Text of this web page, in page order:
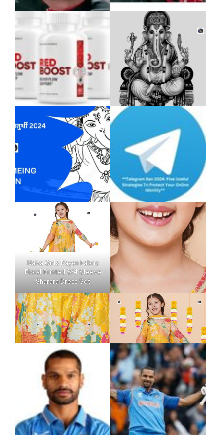
Naixa Girls Rayon Fabric
Floral Printed 3/4 Sleeve
Sharara Dress Set